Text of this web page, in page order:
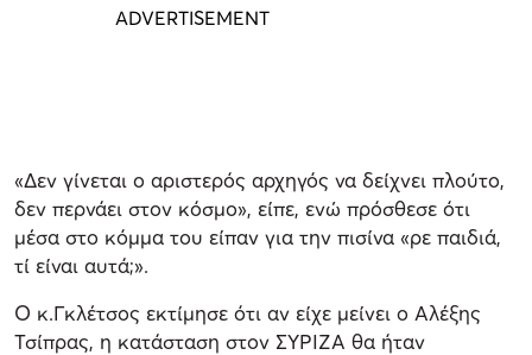
«Δεν γίνεται ο αριστερός αρχηγός να δείχνει πλούτο,
δεν περνάει στον κόσμο», είπε, ενώ πρόσθεσε ότι
μέσα στο κόμμα του είπαν για την πισίνα «ρε παιδιά,
τί είναι αυτά;».
Ο κ.Γκλέτσος εκτίμησε ότι αν είχε μείνει ο Αλέξης
Τσίπρας, η κατάσταση στον ΣΥΡΙΖΑ θα ήταν